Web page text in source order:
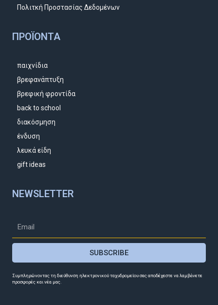
Πολιτκή Προστασίας Δεδομένων
ΠΡΟΪΌΝΤΑ
παιχνίδια
βρεφανάπτυξη
βρεφική φροντίδα
back to school
διακόσμηση
ένδυση
λευκά είδη
gift ideas
NEWSLETTER
SUBSCRIBE
Συμπληρώνοντας τη διεύθυνση ηλεκτρονικού ταχυδρομείου σας αποδέχεστε να λαμβάνετε
προσφορές και νέα μας.